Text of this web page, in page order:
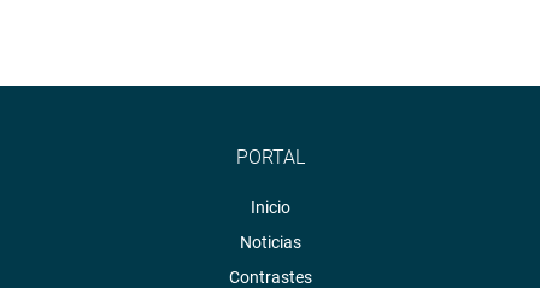
PORTAL
Inicio
Noticias
Contrastes